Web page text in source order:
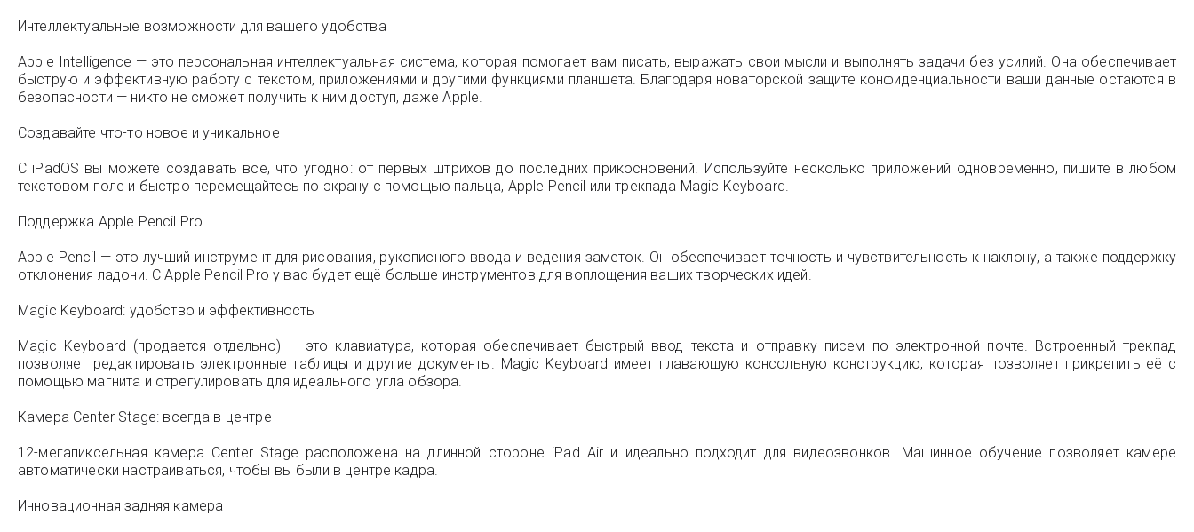
Интеллектуальные возможности для вашего удобства
Apple Intelligence — это персональная интеллектуальная система, которая помогает вам писать, выражать свои мысли и выполнять задачи без усилий. Она обеспечивает
быструю и эффективную работу с текстом, приложениями и другими функциями планшета. Благодаря новаторской защите конфиденциальности ваши данные остаются в
безопасности — никто не сможет получить к ним доступ, даже Apple.
Создавайте что-то новое и уникальное
С iPadOS вы можете создавать всё, что угодно: от первых штрихов до последних прикосновений. Используйте несколько приложений одновременно, пишите в любом
текстовом поле и быстро перемещайтесь по экрану с помощью пальца, Apple Pencil или трекпада Magic Keyboard.
Поддержка Apple Pencil Pro
Apple Pencil — это лучший инструмент для рисования, рукописного ввода и ведения заметок. Он обеспечивает точность и чувствительность к наклону, а также поддержку
отклонения ладони. С Apple Pencil Pro у вас будет ещё больше инструментов для воплощения ваших творческих идей.
Magic Keyboard: удобство и эффективность
Magic Keyboard (продается отдельно) — это клавиатура, которая обеспечивает быстрый ввод текста и отправку писем по электронной почте. Встроенный трекпад
позволяет редактировать электронные таблицы и другие документы. Magic Keyboard имеет плавающую консольную конструкцию, которая позволяет прикрепить её с
помощью магнита и отрегулировать для идеального угла обзора.
Камера Center Stage: всегда в центре
12-мегапиксельная камера Center Stage расположена на длинной стороне iPad Air и идеально подходит для видеозвонков. Машинное обучение позволяет камере
автоматически настраиваться, чтобы вы были в центре кадра.
Инновационная задняя камера